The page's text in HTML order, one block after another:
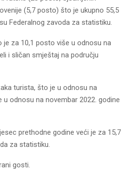
(5,7 posto) što je ukupno 55,5
Federalnog zavoda za statistiku.
je za 10,1 posto više u odnosu na
i sličan smještaj na području
turista, što je u odnosu na
odnosu na novembar 2022. godine
prethodne godine veći je za 15,7
za statistiku.
gosti.